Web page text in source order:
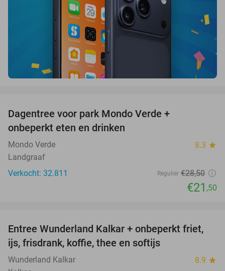
Dagentree voor park Mondo Verde +
onbeperkt eten en drinken
Mondo Verde 8.3 star
Landgraaf
Verkocht: 32.811
Regulier €28,50
€21 ,50
32%
Entree Wunderland Kalkar + onbeperkt friet,
ijs, frisdrank, koffie, thee en softijs
Wunderland Kalkar 8.9 star